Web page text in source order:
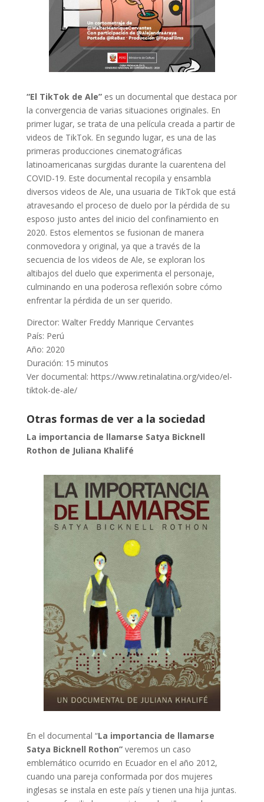
“El TikTok de Ale” es un documental que destaca por
la convergencia de varias situaciones originales. En
primer lugar, se trata de una película creada a partir de
videos de TikTok. En segundo lugar, es una de las
primeras producciones cinematográficas
latinoamericanas surgidas durante la cuarentena del
COVID-19. Este documental recopila y ensambla
diversos videos de Ale, una usuaria de TikTok que está
atravesando el proceso de duelo por la pérdida de su
esposo justo antes del inicio del confinamiento en
2020. Estos elementos se fusionan de manera
conmovedora y original, ya que a través de la
secuencia de los videos de Ale, se exploran los
altibajos del duelo que experimenta el personaje,
culminando en una poderosa reflexión sobre cómo
enfrentar la pérdida de un ser querido.
Director: Walter Freddy Manrique Cervantes
País: Perú
Año: 2020
Duración: 15 minutos
Ver documental: https://www.retinalatina.org/video/el-
tiktok-de-ale/
Otras formas de ver a la sociedad
La importancia de llamarse Satya Bicknell
Rothon de Juliana Khalifé
En el documental “La importancia de llamarse
Satya Bicknell Rothon” veremos un caso
emblemático ocurrido en Ecuador en el año 2012,
cuando una pareja conformada por dos mujeres
inglesas se instala en este país y tienen una hija juntas.